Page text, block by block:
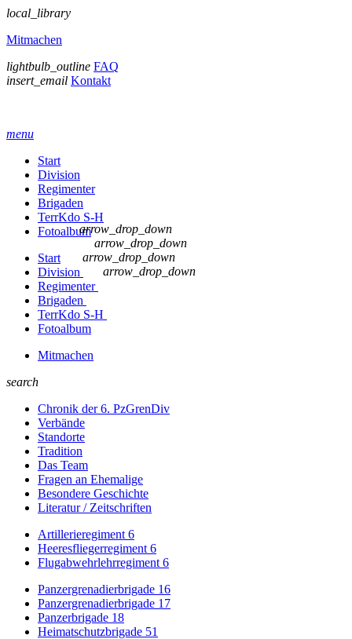
local_library
Mitmachen
lightbulb_outline FAQ
insert_email Kontakt
menu
Start
Division
Regimenter
Brigaden
TerrKdo S-H
Fotoalbum
Start
Division
arrow_drop_down
Regimenter
arrow_drop_down
Brigaden
arrow_drop_down
TerrKdo S-H
arrow_drop_down
Fotoalbum
Mitmachen
search
Chronik der 6. PzGrenDiv
Verbände
Standorte
Tradition
Das Team
Fragen an Ehemalige
Besondere Geschichte
Literatur / Zeitschriften
Artillerieregiment 6
Heeresfliegerregiment 6
Flugabwehrlehrregiment 6
Panzergrenadierbrigade 16
Panzergrenadierbrigade 17
Panzerbrigade 18
Heimatschutzbrigade 51